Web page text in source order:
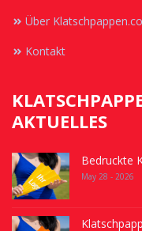
Über
Kontakt
AKTUELLES
Bedruckte
May 28 - 2026